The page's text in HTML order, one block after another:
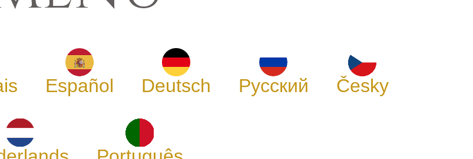
Español Deutsch Русский Česky